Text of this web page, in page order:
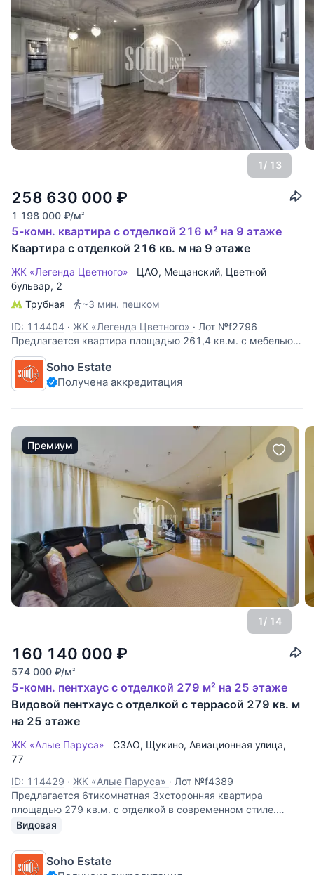
1/ 13
258 630 000 ₽
1 198 000 ₽/м2
5-комн. квартира с отделкой 216 м² на 9 этаже
Квартира с отделкой 216 кв. м на 9 этаже
ЖК «Легенда Цветного» ЦАО, Мещанский, Цветной
бульвар, 2
Трубная
~3 мин. пешком
ID: 114404 · ЖК «Легенда Цветного» · Лот №f2796
Предлагается квартира площадью 261,4 кв.м. с мебелью.
Интерьер выполнен в современном стиле. Функциональная
планировка: гостиная-кухня, основная спальня со своей
гардеробной и ванной комнатами, 2 детские со своей
Soho Estate
Получена аккредитация
Премиум
1/ 14
160 140 000 ₽
574 000 ₽/м2
5-комн. пентхаус с отделкой 279 м² на 25 этаже
Видовой пентхаус с отделкой с террасой 279 кв. м
на 25 этаже
ЖК «Алые Паруса» СЗАО, Щукино, Авиационная улица,
77
ID: 114429 · ЖК «Алые Паруса» · Лот №f4389
Предлагается 6тикомнатная 3хсторонняя квартира
площадью 279 кв.м. с отделкой в современном стиле.
Планировка: гостиная-столовая 70 кв. м, 3 спальни,
Общая площадь 194 кв. м + Терраса 85
Видовая
Soho Estate